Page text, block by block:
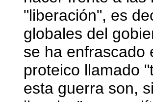
"liberación", es
globales del
se ha enfrascado
proteico llamado
esta guerra son,